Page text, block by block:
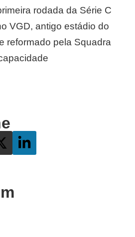
rodada da Série C
VGD, antigo estádio do
reformado pela Squadra